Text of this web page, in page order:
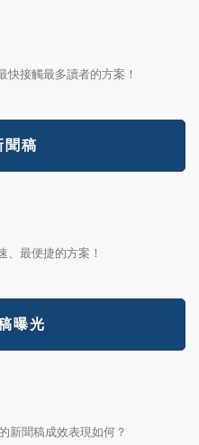
接觸最多讀者的方案！
聞稿
最便捷的方案！
曝光
新聞稿成效表現如何？